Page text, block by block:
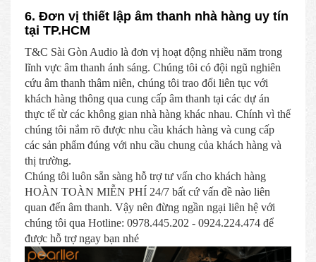
6. Đơn vị thiết lập âm thanh nhà hàng uy tín
tại TP.HCM
T&C Sài Gòn Audio là đơn vị hoạt động nhiều năm trong
lĩnh vực âm thanh ánh sáng. Chúng tôi có đội ngũ nghiên
cứu âm thanh thâm niên, chúng tôi trao đổi liên tục với
khách hàng thông qua cung cấp âm thanh tại các dự án
thực tế từ các không gian nhà hàng khác nhau. Chính vì thế
chúng tôi nắm rõ được nhu cầu khách hàng và cung cấp
các sản phẩm đúng với nhu cầu chung của khách hàng và
thị trường.
Chúng tôi luôn sẵn sàng hỗ trợ tư vấn cho khách hàng
HOÀN TOÀN MIỄN PHÍ 24/7 bất cứ vấn đề nào liên
quan đến âm thanh. Vậy nên đừng ngần ngại liên hệ với
chúng tôi qua Hotline: 0978.445.202 - 0924.224.474 để
được hỗ trợ ngay bạn nhé